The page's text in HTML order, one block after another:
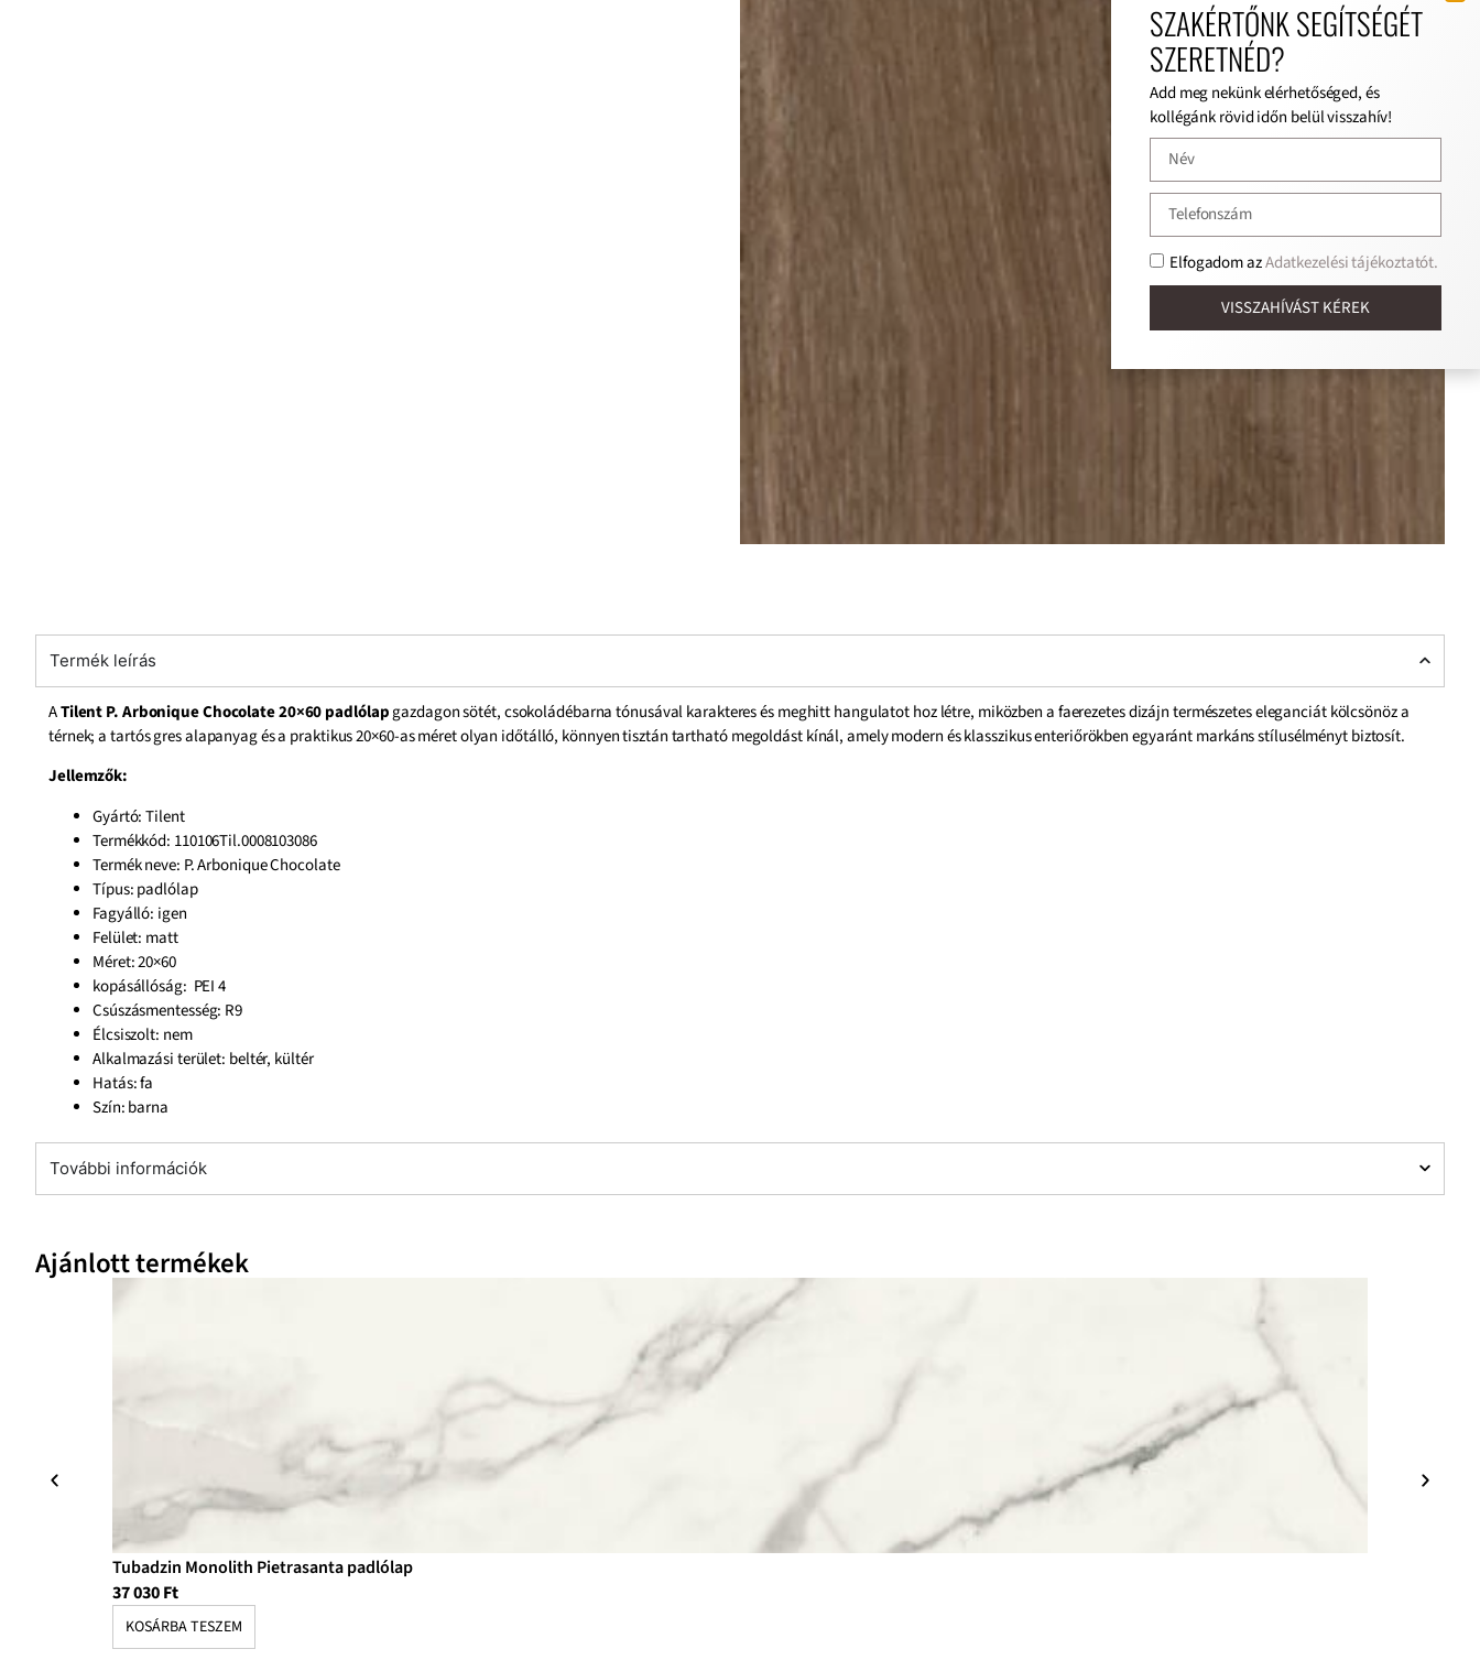
Termék leírás
ATilent P. Arbonique Chocolate 20×60 padlólapgazdagon sötét, csokoládébarna tónusával karakteres és meghitt hangulatot hoz létre, miközben a faerezetes dizájn természetes eleganciát kölcsönöz a
térnek; a tartós gres alapanyag és a praktikus 20×60-as méret olyan időtálló, könnyen tisztán tartható megoldást kínál, amely modern és klasszikus enteriőrökben egyaránt markáns stílusélményt biztosít.
Jellemzők:
Gyártó: Tilent
Termékkód: 110106Til.0008103086
Termék neve: P. Arbonique Chocolate
Típus: padlólap
Fagyálló: igen
Felület: matt
Méret: 20×60
kopásállóság: PEI 4
Csúszásmentesség: R9
Élcsiszolt: nem
Alkalmazási terület: beltér, kültér
Hatás: fa
Szín: barna
További információk
Ajánlott termékek
Tubadzin Monolith Pietrasanta padlólap
37 030Ft
KOSÁRBA TESZEM
SZAKÉRTŐNK SEGÍTSÉGÉT
SZERETNÉD?
Add meg nekünk elérhetőséged, és
kollégánk rövid időn belül visszahív!
Elfogadom azAdatkezelési tájékoztatót.
VISSZAHÍVÁST KÉREK